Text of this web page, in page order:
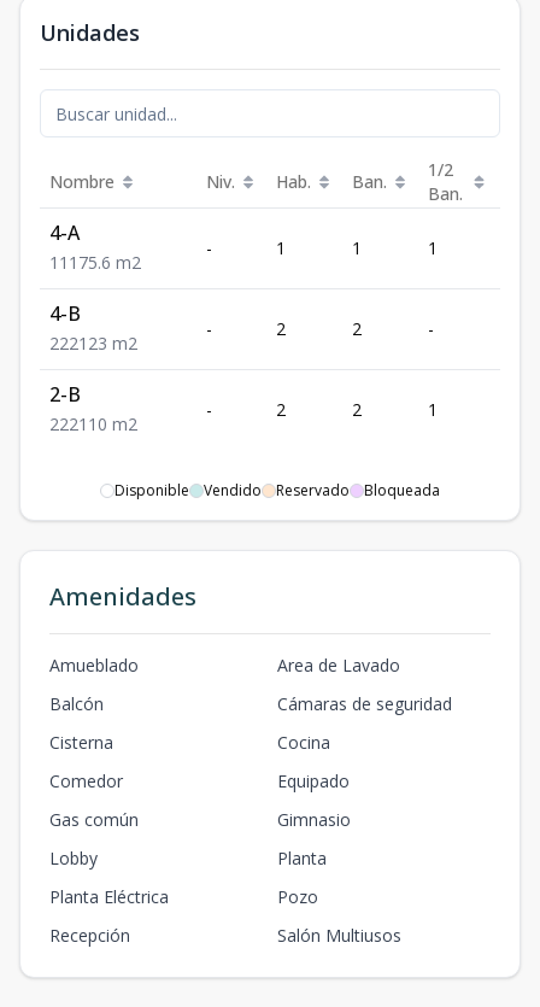
Unidades
Nombre Niv. Hab. Ban.
1/2
Ban.
4-A
1 1 1 75.6 m2
- 1 1 1
4-B
222123 m2
- 2 2 -
2-B
222110 m2
- 2 2 1
Disponible Vendido Reservado Bloqueada
Amenidades
Amueblado
Area de Lavado
Balcón
Cámaras de seguridad
Cisterna
Cocina
Comedor
Equipado
Gas común
Gimnasio
Lobby
Planta
Planta Eléctrica
Pozo
Recepción
Salón Multiusos